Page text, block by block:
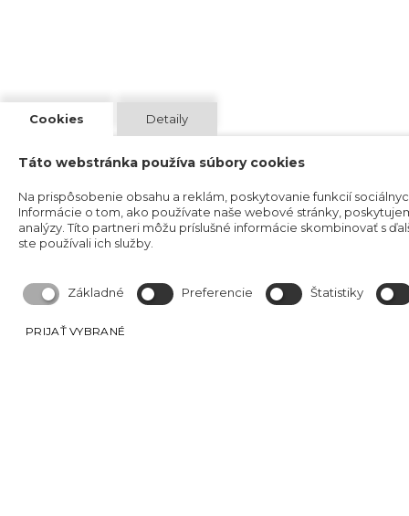
Cookies Detaily
Táto webstránka používa súbory cookies
Na prispôsobenie obsahu a reklám, poskytovanie funkcií
Informácie o tom, ako používate naše webové stránky,
analýzy. Títo partneri môžu príslušné informácie skombinovať s
ste používali ich služby.
Základné Preferencie Štatistiky
PRIJAŤ VYBRANÉ